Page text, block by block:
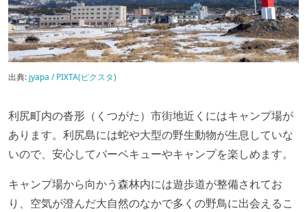
出典: jyapa / PIXTA(ピクスタ)
利尻町内の沓形（くつがた）市街地近くにはキャンプ場が
あります。利尻島には蛇や大型の野生動物が生息していな
いので、安心してバーベキューやキャンプを楽しめます。
キャンプ場から向かう森林内には遊歩道が整備されてお
り、空気が澄んだ大自然のなかで多くの野鳥に出会えるこ